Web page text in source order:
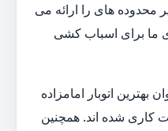
محدوده های را ارائه می
ما برای اسباب کشی
بهترین اتوبار امامزاده
کاری شده اند. همچنین